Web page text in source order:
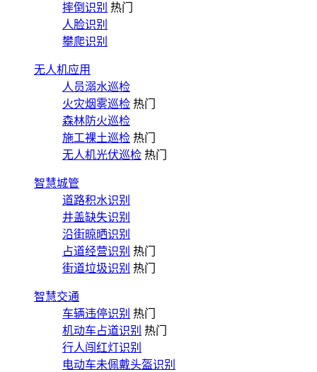
摔倒识别 热门
人脸识别
攀爬识别
无人机应用
人员溺水巡检
火灾烟雾巡检 热门
森林防火巡检
施工裸土巡检 热门
无人机光伏巡检 热门
智慧城管
道路积水识别
井盖缺失识别
沿街晾晒识别
占道经营识别 热门
街道垃圾识别 热门
智慧交通
车辆违停识别 热门
机动车占道识别 热门
行人闯红灯识别
电动车未佩戴头盔识别